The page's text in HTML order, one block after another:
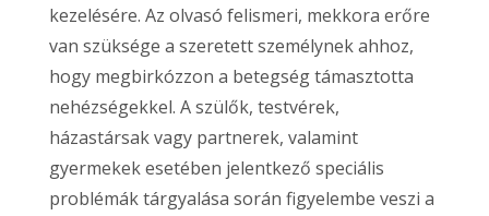
kezelésére. Az olvasó felismeri, mekkora erőre
van szüksége a szeretett személynek ahhoz,
hogy megbirkózzon a betegség támasztotta
nehézségekkel. A szülők, testvérek,
házastársak vagy partnerek, valamint
gyermekek esetében jelentkező speciális
problémák tárgyalása során figyelembe veszi a